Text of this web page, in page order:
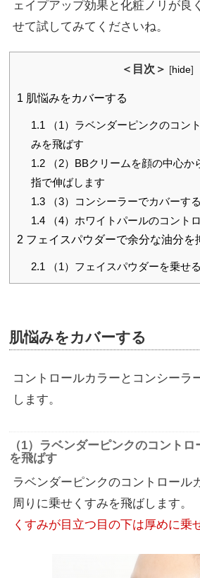
ェイプアップ効果と化粧ノリが良
せて試してみてくださいね。
＜目次＞ [hide]
1 肌悩みをカバーする
1.1 （1）ラベンダーピンクのコン
みを飛ばす
1.2（2）BBクリームを顔の中心か
指で伸ばします
1.3（3）コンシーラーでカバーする
1.4（4）ホワイトパールのコント
2 フェイスパウダーで余分な油分を
2.1 （1）フェイスパウダーを乗せる
肌悩みをカバーする
コントロールカラーとコンシーラ
します。
（1）ラベンダーピンクのコント
を飛ばす
ラベンダーピンクのコントロール
周りに乗せくすみを飛ばします。
くすみが目立つ目の下は厚めに乗